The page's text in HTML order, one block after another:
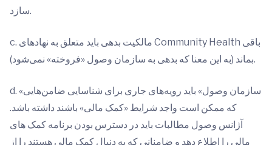
سازد.
c. مالکیت بدهی باید متعلق به نهادهای Community Health باقی
بماند (به این معنا که بدهی به سازمان وصول «فروخته» نمی‌شود).
d. «سازمان وصول» باید رویه‌های جاری برای شناسایی ضامن‌هایی
که ممکن است واجد شرایط «کمک مالی» باشند داشته باشد.
آژانس وصول مطالبات باید در دسترس بودن برنامه کمک های
مالی را اطلاع دهد و ضامنانی که به دنبال کمک مالی هستند را از